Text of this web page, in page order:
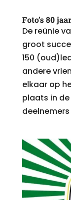
Foto’s 80
De reünie
groot
150
andere
elkaar op
plaats in